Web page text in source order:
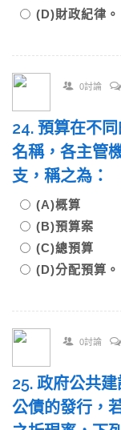
(D)財政紀律。
0討論
24. 預算在不
名稱，各主管
支，稱之為：
(A)概算
(B)預算案
(C)總預算
(D)分配預算。
0討論
25. 政府公共
公債的發行，